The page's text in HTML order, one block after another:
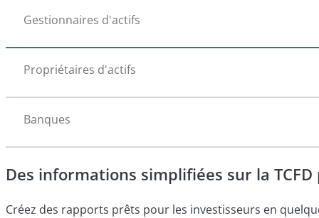
Gestionnaires d'actifs
Propriétaires d'actifs
Banques
Des informations simplifiées sur la
Créez des rapports prêts pour les investisseurs en